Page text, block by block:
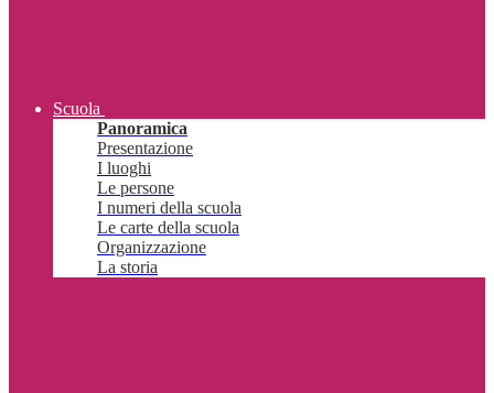
Scuola
Panoramica
Presentazione
I luoghi
Le persone
I numeri della scuola
Le carte della scuola
Organizzazione
La storia